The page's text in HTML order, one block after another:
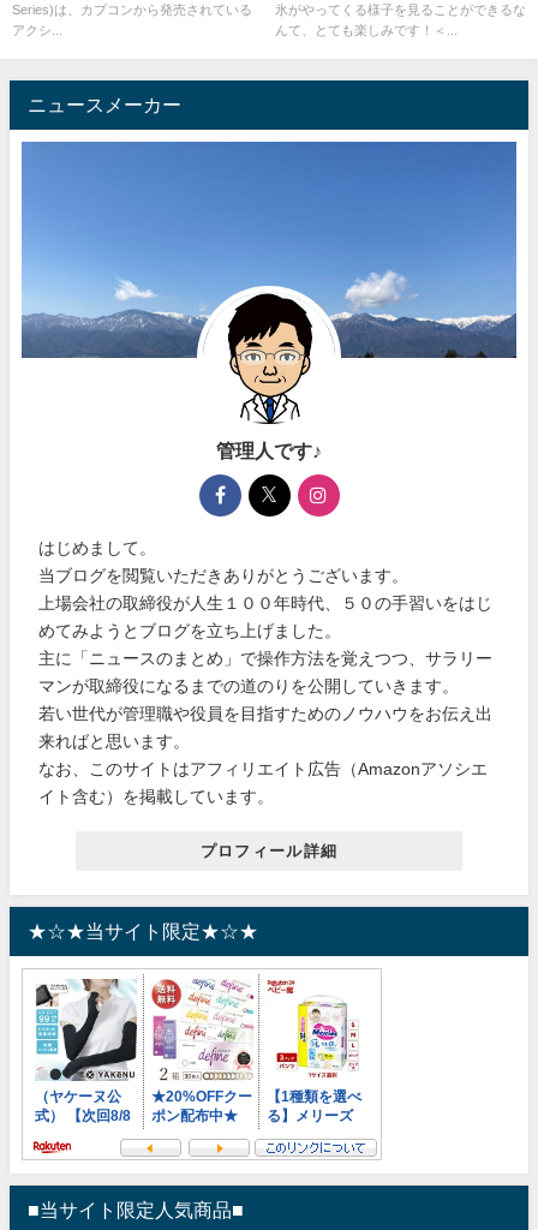
Series)は、カプコンから発売されている
アクシ...
氷がやってくる様子を見ることができるな
んて、とても楽しみです！＜...
ニュースメーカー
管理人です♪
はじめまして。
当ブログを閲覧いただきありがとうございます。
上場会社の取締役が人生１００年時代、５０の手習いをはじ
めてみようとブログを立ち上げました。
主に「ニュースのまとめ」で操作方法を覚えつつ、サラリー
マンが取締役になるまでの道のりを公開していきます。
若い世代が管理職や役員を目指すためのノウハウをお伝え出
来ればと思います。
なお、このサイトはアフィリエイト広告（Amazonアソシエ
イト含む）を掲載しています。
プロフィール詳細
★☆★当サイト限定★☆★
■当サイト限定人気商品■